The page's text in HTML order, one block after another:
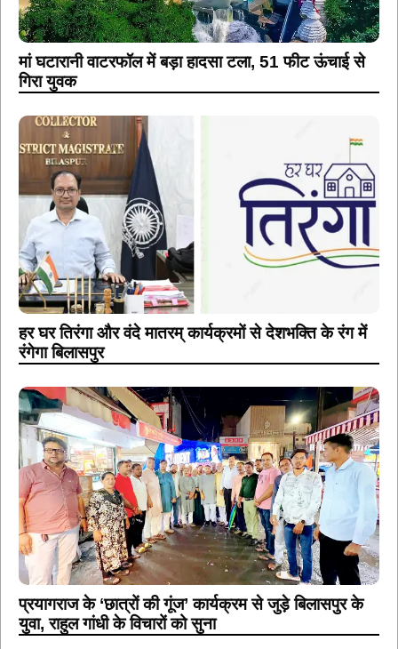
मां घटारानी वाटरफॉल में बड़ा हादसा टला, 51 फीट ऊंचाई से
गिरा युवक
हर घर तिरंगा और वंदे मातरम् कार्यक्रमों से देशभक्ति के रंग में
रंगेगा बिलासपुर
प्रयागराज के ‘छात्रों की गूंज’ कार्यक्रम से जुड़े बिलासपुर के
युवा, राहुल गांधी के विचारों को सुना